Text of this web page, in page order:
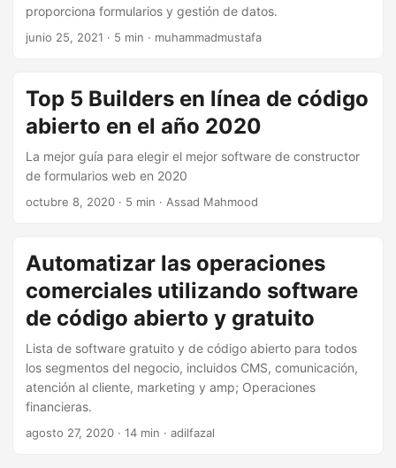
proporciona formularios y gestión de datos.
junio 25, 2021 · 5 min · muhammadmustafa
Top 5 Builders en línea de código
abierto en el año 2020
La mejor guía para elegir el mejor software de constructor
de formularios web en 2020
octubre 8, 2020 · 5 min · Assad Mahmood
Automatizar las operaciones
comerciales utilizando software
de código abierto y gratuito
Lista de software gratuito y de código abierto para todos
los segmentos del negocio, incluidos CMS, comunicación,
atención al cliente, marketing y amp; Operaciones
financieras.
agosto 27, 2020 · 14 min · adilfazal